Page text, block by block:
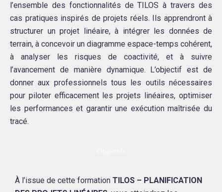
l’ensemble des fonctionnalités de TILOS à travers des
cas pratiques inspirés de projets réels. Ils apprendront à
structurer un projet linéaire, à intégrer les données de
terrain, à concevoir un diagramme espace-temps cohérent,
à analyser les risques de coactivité, et à suivre
l’avancement de manière dynamique. L’objectif est de
donner aux professionnels tous les outils nécessaires
pour piloter efficacement les projets linéaires, optimiser
les performances et garantir une exécution maîtrisée du
tracé.
À l’issue de cette formation TILOS – PLANIFICATION